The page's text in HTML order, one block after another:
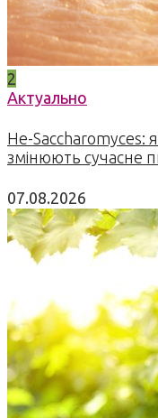
2
Актуально
Не-Saccharomyces:
змінюють сучасне
07.08.2026